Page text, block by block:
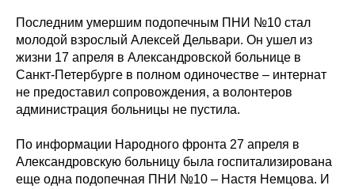
Последним умершим подопечным ПНИ №10 стал
молодой взрослый Алексей Дельвари. Он ушел из
жизни 17 апреля в Александровской больнице в
Санкт-Петербурге в полном одиночестве – интернат
не предоставил сопровождения, а волонтеров
администрация больницы не пустила.
По информации Народного фронта 27 апреля в
Александровскую больницу была госпитализирована
еще одна подопечная ПНИ №10 – Настя Немцова. И